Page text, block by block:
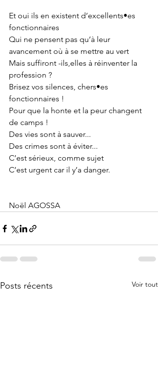
Et oui ils en existent d’excellents•es
fonctionnaires
Qui ne pensent pas qu’à leur
avancement où à se mettre au vert
Mais suffiront -ils,elles à réinventer la
profession ?
Brisez vos silences, chers•es
fonctionnaires !
Pour que la honte et la peur changent
de camps !
Des vies sont à sauver...
Des crimes sont à éviter...
C’est sérieux, comme sujet
C’est urgent car il y’a danger.
Noël AGOSSA
Posts récents Voir tout